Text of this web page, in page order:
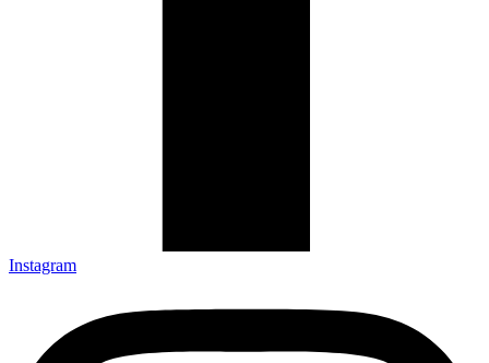
Instagram